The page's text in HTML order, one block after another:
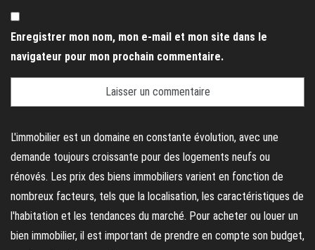
Enregistrer mon nom, mon e-mail et mon site dans le
navigateur pour mon prochain commentaire.
L'immobilier est un domaine en constante évolution, avec une
demande toujours croissante pour des logements neufs ou
rénovés. Les prix des biens immobiliers varient en fonction de
nombreux facteurs, tels que la localisation, les caractéristiques de
l'habitation et les tendances du marché. Pour acheter ou louer un
bien immobilier, il est important de prendre en compte son budget,